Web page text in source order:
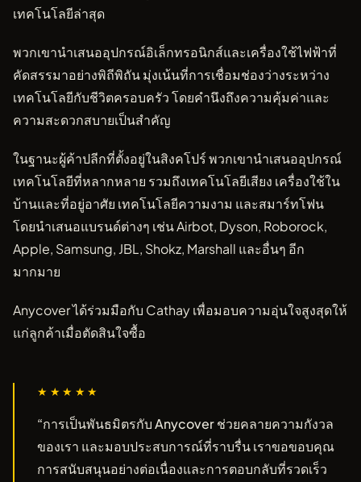
เทคโนโลยีล่าสุด
พวกเขานำเสนออุปกรณ์อิเล็กทรอนิกส์และเครื่องใช้ไฟฟ้าที่
คัดสรรมาอย่างพิถีพิถัน มุ่งเน้นที่การเชื่อมช่องว่างระหว่าง
เทคโนโลยีกับชีวิตครอบครัว โดยคำนึงถึงความคุ้มค่าและ
ความสะดวกสบายเป็นสำคัญ
ในฐานะผู้ค้าปลีกที่ตั้งอยู่ในสิงคโปร์ พวกเขานำเสนออุปกรณ์
เทคโนโลยีที่หลากหลาย รวมถึงเทคโนโลยีเสียง เครื่องใช้ใน
บ้านและที่อยู่อาศัย เทคโนโลยีความงาม และสมาร์ทโฟน
โดยนำเสนอแบรนด์ต่างๆ เช่น Airbot, Dyson, Roborock,
Apple, Samsung, JBL, Shokz, Marshall และอื่นๆ อีก
มากมาย
Anycover ได้ร่วมมือกับ Cathay เพื่อมอบความอุ่นใจสูงสุดให้
แก่ลูกค้าเมื่อตัดสินใจซื้อ
★★★★★
“การเป็นพันธมิตรกับ Anycover ช่วยคลายความกังวล
ของเรา และมอบประสบการณ์ที่ราบรื่น เราขอขอบคุณ
การสนับสนุนอย่างต่อเนื่องและการตอบกลับที่รวดเร็ว